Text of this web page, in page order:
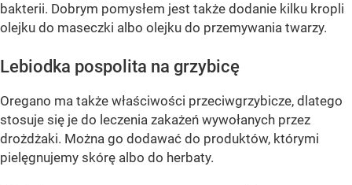
bakterii. Dobrym pomysłem jest także dodanie kilku kropli
olejku do maseczki albo olejku do przemywania twarzy.
Lebiodka pospolita na grzybicę
Oregano ma także właściwości przeciwgrzybicze, dlatego
stosuje się je do leczenia zakażeń wywołanych przez
drożdżaki. Można go dodawać do produktów, którymi
pielęgnujemy skórę albo do herbaty.